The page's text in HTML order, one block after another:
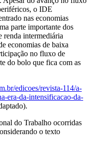
o IDE
nas economias
parte importante dos
renda intermediária
economias de baixa
no fluxo de
do bolo que fica com as
edicoes/revista-114/a-
era-da-intensificacao-da-
do Trabalho ocorridas
o texto